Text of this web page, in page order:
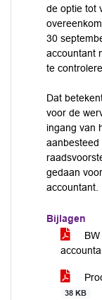
de optie tot
30
accountant
te
Dat
voor de
ingang van
aanbesteed
gedaan
accountant.
Bijlagen
38 KB